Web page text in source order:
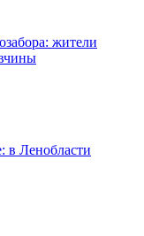
жители
в Ленобласти